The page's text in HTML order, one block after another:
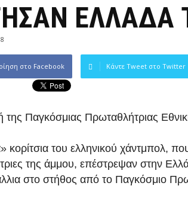
ΕΛΛΑΔΑ
στο Facebook Κάντε Tweet στο Twitter
Παγκόσμιας Πρωταθλήτριας
κορίτσια του ελληνικού χάντμπολ,
της άμμου, επέστρεψαν στην
στο στήθος από το Παγκόσμιο